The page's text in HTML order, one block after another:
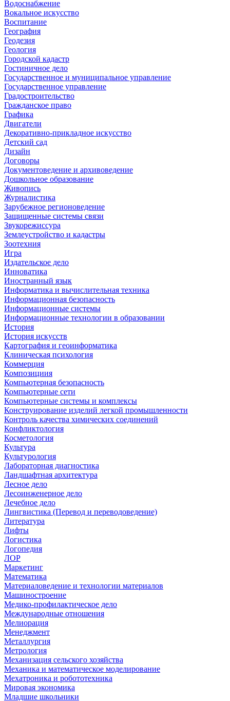
Водоснабжение
Вокальное искусство
Воспитание
География
Геодезия
Геология
Городской кадастр
Гостиничное дело
Государственное и муниципальное управление
Государственное управление
Градостроительство
Гражданское право
Графика
Двигатели
Декоративно-прикладное искусство
Детский сад
Дизайн
Договоры
Документоведение и архивоведение
Дошкольное образование
Живопись
Журналистика
Зарубежное регионоведение
Защищенные системы связи
Звукорежиссура
Землеустройство и кадастры
Зоотехния
Игра
Издательское дело
Инноватика
Иностранный язык
Информатика и вычислительная техника
Информационная безопасность
Информационные системы
Информационные технологии в образовании
История
История искусств
Картография и геоинформатика
Клиническая психология
Коммерция
Композициия
Компьютерная безопасность
Компьютерные сети
Компьютерные системы и комплексы
Конструирование изделий легкой промышленности
Контроль качества химических соединений
Конфликтология
Косметология
Культура
Культурология
Лабораторная диагностика
Ландшафтная архитектура
Лесное дело
Лесоинженерное дело
Лечебное дело
Лингвистика (Перевод и переводоведение)
Литература
Лифты
Логистика
Логопедия
ЛОР
Маркетинг
Математика
Материаловедение и технологии материалов
Машиностроение
Медико-профилактическое дело
Международные отношения
Мелиорация
Менеджмент
Металлургия
Метрология
Механизация сельского хозяйства
Механика и математическое моделирование
Мехатроника и робототехника
Мировая экономика
Младшие школьники